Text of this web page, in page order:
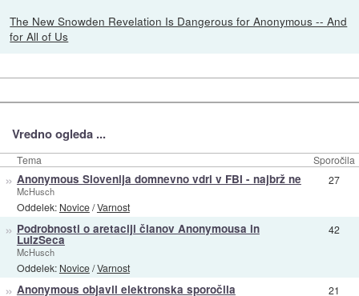
The New Snowden Revelation Is Dangerous for Anonymous -- And
for All of Us
Vredno ogleda ...
Tema Sporočila
» Anonymous Slovenija domnevno vdrl v FBI - najbrž ne
McHusch
Oddelek: Novice/Varnost
27
» Podrobnosti o aretaciji članov Anonymousa in
LulzSeca
McHusch
Oddelek: Novice/Varnost
42
» Anonymous objavil elektronska sporočila 21